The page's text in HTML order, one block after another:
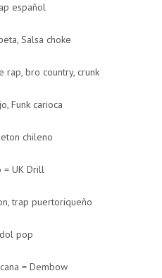
español
Salsa choke
rap, bro country, crunk
Funk carioca
chileno
= UK Drill
trap puertoriqueño
pop
= Dembow